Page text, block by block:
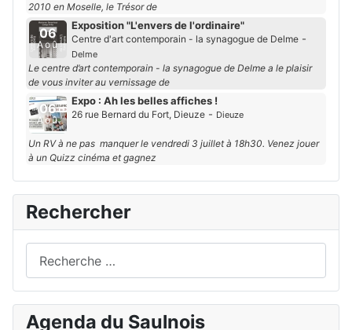
2010 en Moselle, le Trésor de
06
Aoû
Exposition "L'envers de l'ordinaire"
Centre d'art contemporain - la synagogue de Delme -
Delme
Le centre d’art contemporain - la synagogue de Delme a le plaisir
de vous inviter au vernissage de
06
Aoû
Expo : Ah les belles affiches !
26 rue Bernard du Fort, Dieuze - Dieuze
Un RV à ne pas manquer le vendredi 3 juillet à 18h30. Venez jouer
à un Quizz cinéma et gagnez
Rechercher
Agenda du Saulnois